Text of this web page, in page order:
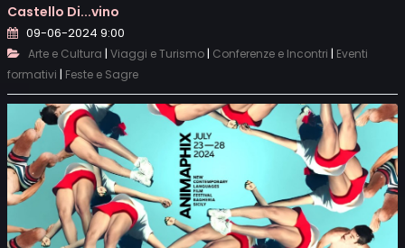
Castello Di...vino
09-06-2024 9:00
Arte e Cultura | Viaggi e Turismo| Conferenze e Incontri | Eventi
formativi | Feste e Sagre